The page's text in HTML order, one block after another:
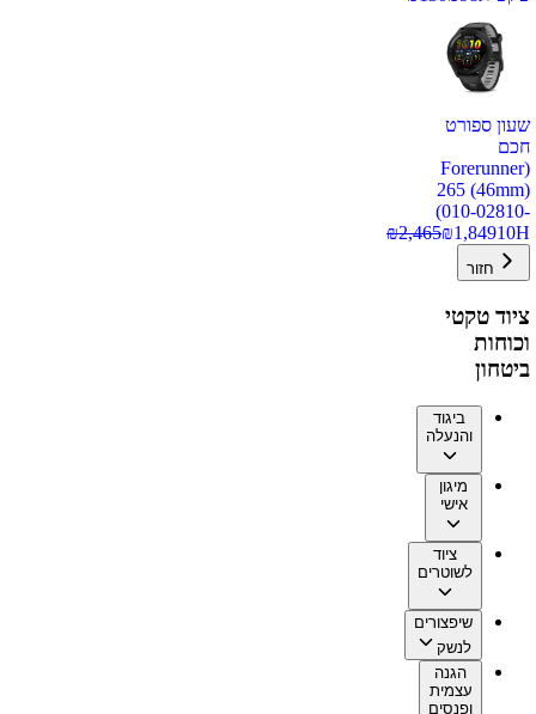
שעון ספורט
חכם
(Forerunner
265 (46mm)
(010-02810-
10H
₪1,849
₪2,465
חזור
ציוד טקטי
וכוחות
ביטחון
ביגוד
והנעלה
מיגון
אישי
ציוד
לשוטרים
שיפצורים
לנשק
הגנה
עצמית
ופנסים